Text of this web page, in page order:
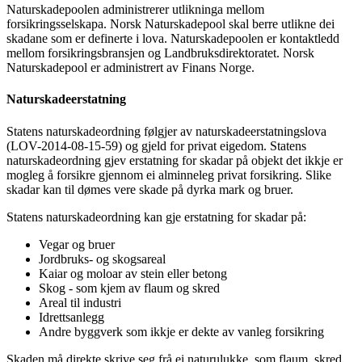
Naturskadepoolen administrerer utlikninga mellom
forsikringsselskapa. Norsk Naturskadepool skal berre utlikne dei
skadane som er definerte i lova. Naturskadepoolen er kontaktledd
mellom forsikringsbransjen og Landbruksdirektoratet. Norsk
Naturskadepool er administrert av Finans Norge.
Naturskadeerstatning
Statens naturskadeordning følgjer av naturskadeerstatningslova
(LOV-2014-08-15-59) og gjeld for privat eigedom. Statens
naturskadeordning gjev erstatning for skadar på objekt det ikkje er
mogleg å forsikre gjennom ei alminneleg privat forsikring. Slike
skadar kan til dømes vere skade på dyrka mark og bruer.
Statens naturskadeordning kan gje erstatning for skadar på:
Vegar og bruer
Jordbruks- og skogsareal
Kaiar og moloar av stein eller betong
Skog - som kjem av flaum og skred
Areal til industri
Idrettsanlegg
Andre byggverk som ikkje er dekte av vanleg forsikring
Skaden må direkte skrive seg frå ei naturulukke, som flaum, skred,